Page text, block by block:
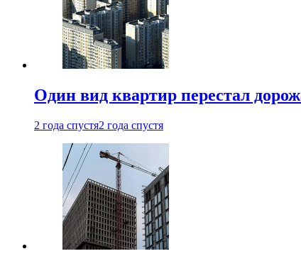
Один вид квартир перестал
2 года спустя2 года спустя